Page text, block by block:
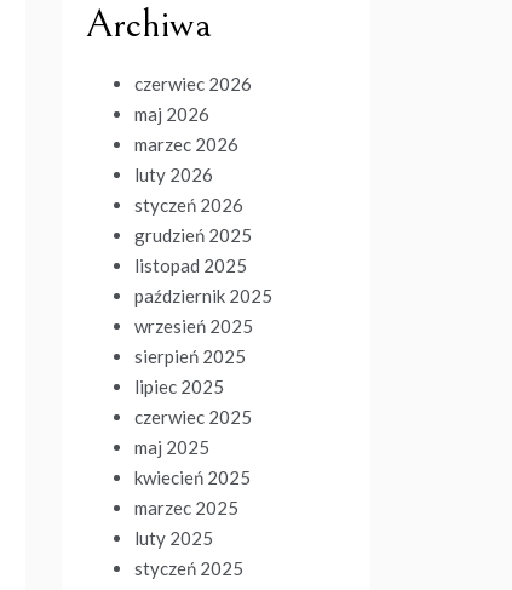
Archiwa
czerwiec 2026
maj 2026
marzec 2026
luty 2026
styczeń 2026
grudzień 2025
listopad 2025
październik 2025
wrzesień 2025
sierpień 2025
lipiec 2025
czerwiec 2025
maj 2025
kwiecień 2025
marzec 2025
luty 2025
styczeń 2025